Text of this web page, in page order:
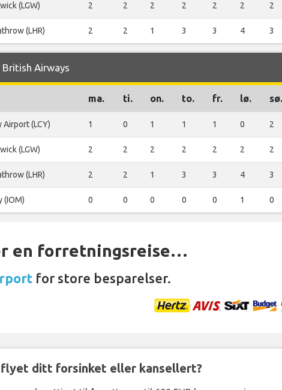
(LGW) 2 2 2 2 2 2 2
(LHR) 2 2 1 3 3 4 3
Airways
ma. ti. on. to. fr. lø. sø.
Airport (LCY) 1 0 1 1 1 0 2
(LGW) 2 2 2 2 2 2 2
(LHR) 2 2 1 3 3 4 3
(IOM) 0 0 0 0 0 1 0
en forretningsreise…
for store besparelser.
flyet ditt forsinket eller kansellert?